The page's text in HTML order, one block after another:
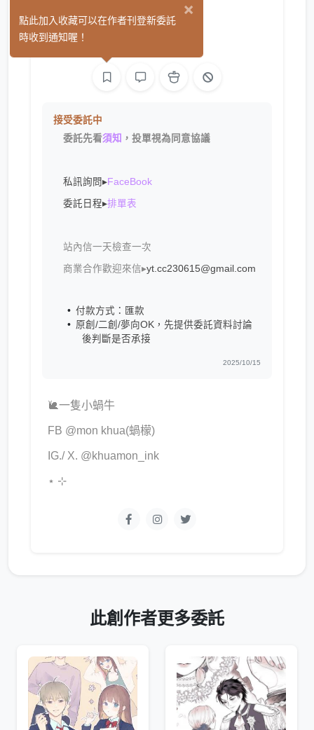
蝸檬 INK
接受委託中
委託先看須知 ，投單視為同意協議
私訊詢問▸FaceBook
委託日程▸排單表
站內信一天檢查一次
商業合作歡迎來信▸yt.cc230615@gmail.com
付款方式：匯款
原創/二創/夢向OK，先提供委託資料討論
後判斷是否承接
2025/10/15
🐌一隻小蝸牛
FB @mon khua(蝸檬)
IG./ X. @khuamon_ink
⋆ ⊹
此創作者更多委託
×
點此加入收藏可以在作者刊登新委託
時收到通知喔！